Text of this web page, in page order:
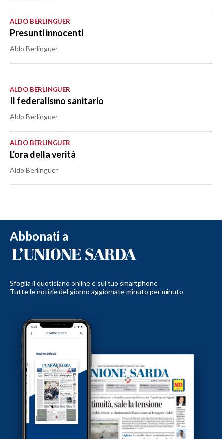
ALDO BERLINGUER
Presunti innocenti
Aldo Berlinguer
ALDO BERLINGUER
Il federalismo sanitario
Aldo Berlinguer
ALDO BERLINGUER
L'ora della verità
Aldo Berlinguer
Abbonati a
Sfoglia il quotidiano online e sul tuo smartphone
Tutte le notizie del giorno aggiornate minuto per minuto